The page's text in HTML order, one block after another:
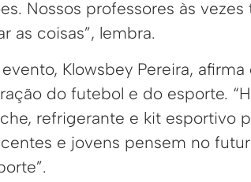
Nossos professores às
as coisas”, lembra.
Klowsbey Pereira,
do futebol e do esporte.
refrigerante e kit esportivo
e jovens pensem no